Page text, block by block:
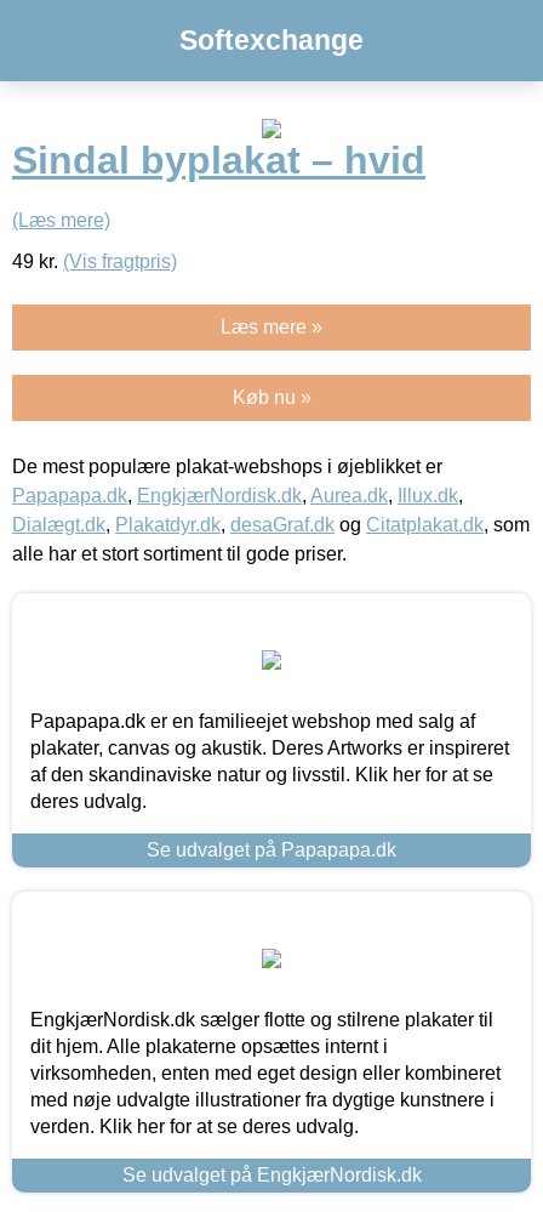
Softexchange
Sindal byplakat – hvid
(Læs mere)
49 kr. (Vis fragtpris)
Læs mere »
Køb nu »
De mest populære plakat-webshops i øjeblikket er
Papapapa.dk, EngkjærNordisk.dk, Aurea.dk, Illux.dk,
Dialægt.dk, Plakatdyr.dk, desaGraf.dk og Citatplakat.dk, som
alle har et stort sortiment til gode priser.
Papapapa.dk er en familieejet webshop med salg af
plakater, canvas og akustik. Deres Artworks er inspireret
af den skandinaviske natur og livsstil. Klik her for at se
deres udvalg.
Se udvalget på Papapapa.dk
EngkjærNordisk.dk sælger flotte og stilrene plakater til
dit hjem. Alle plakaterne opsættes internt i
virksomheden, enten med eget design eller kombineret
med nøje udvalgte illustrationer fra dygtige kunstnere i
verden. Klik her for at se deres udvalg.
Se udvalget på EngkjærNordisk.dk